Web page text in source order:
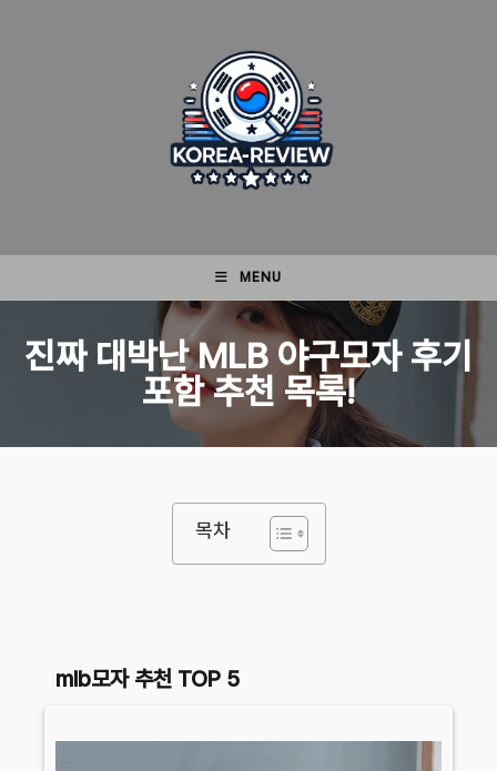
MENU
진짜 대박난 MLB 야구모자 후기
포함 추천 목록!
목차
mlb모자 추천 TOP 5